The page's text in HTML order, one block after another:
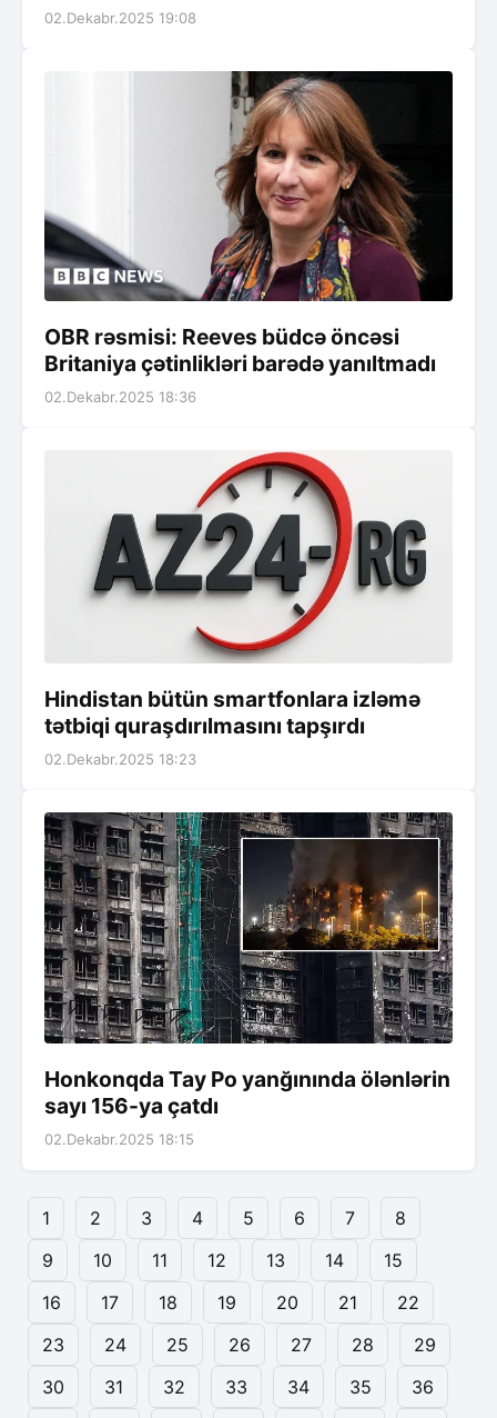
02.Dekabr.2025 19:08
OBR rəsmisi: Reeves büdcə öncəsi
Britaniya çətinlikləri barədə yanıltmadı
02.Dekabr.2025 18:36
Hindistan bütün smartfonlara izləmə
tətbiqi quraşdırılmasını tapşırdı
02.Dekabr.2025 18:23
Honkonqda Tay Po yanğınında ölənlərin
sayı 156-ya çatdı
02.Dekabr.2025 18:15
1 2 3 4 5 6 7
8
9
10 11 12 13 14
15
16
17 18 19 20 21
22
23
24 25 26 27 28
29
30
31 32 33 34 35
36